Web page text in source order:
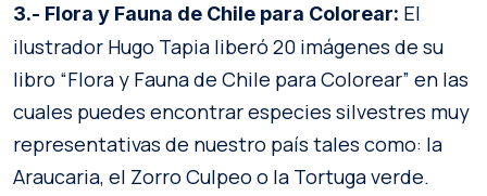
3.- Flora y Fauna de Chile para Colorear: El
ilustrador Hugo Tapia liberó 20 imágenes de su
libro “Flora y Fauna de Chile para Colorear” en las
cuales puedes encontrar especies silvestres muy
representativas de nuestro país tales como: la
Araucaria, el Zorro Culpeo o la Tortuga verde.